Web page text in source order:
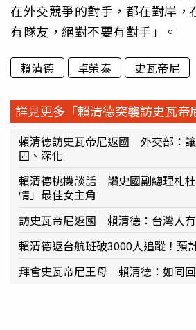
在外交競爭的對手，都在對岸，
有隊友，絕對不要有對手」。
賴清德 卓榮泰 史瓦帝尼
詳見更多「賴清德突襲訪史瓦帝
賴清德訪史瓦帝尼返國 外交部：
固、深化
賴清德桃機談話 讚史國副總理札
情」最佳女主角
訪史瓦帝尼返國 賴清德：台灣人
賴清德返台航班破3000人追蹤！預
拜會史瓦帝尼王母 賴清德：如同